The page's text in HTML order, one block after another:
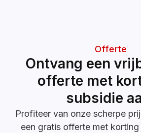
Offerte
Ontvang een
offerte met
subsidie
Profiteer van onze scherpe
een gratis offerte met